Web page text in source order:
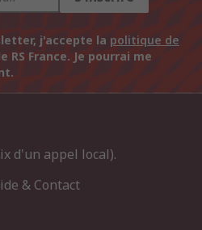
j'accepte la politique de
RS France. Je pourrai me
d'un appel local).
& Contact